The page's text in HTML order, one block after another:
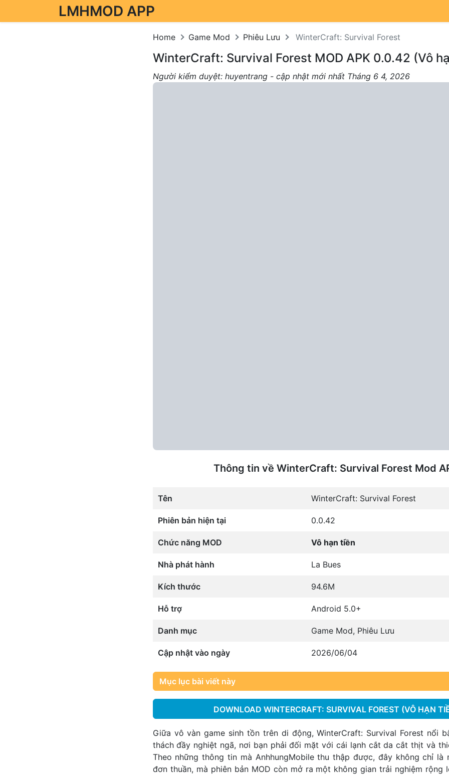
LMHMOD APP
Home Game Mod Phiêu Lưu WinterCraft: Survival Forest
WinterCraft: Survival Forest MOD APK 0.0.42 (Vô
Người kiểm duyệt: huyentrang - cập nhật mới nhất Tháng 6 4, 2026
Thông tin về WinterCraft: Survival Forest Mod
Tên WinterCraft: Survival Forest
Phiên bản hiện tại 0.0.42
Chức năng MOD Vô hạn tiền
Nhà phát hành La Bues
Kích thước 94.6M
Hỗ trợ Android 5.0+
Danh mục Game Mod, Phiêu Lưu
Cập nhật vào ngày 2026/06/04
Mục lục bài viết này
DOWNLOAD WINTERCRAFT: SURVIVAL FOREST (VÔ HẠN
Giữa vô vàn game sinh tồn trên di động, WinterCraft: Survival Forest nổi
thách đầy nghiệt ngã, nơi bạn phải đối mặt với cái lạnh cắt da cắt thịt và
Theo những thông tin mà AnhhungMobile thu thập được, đây không chỉ là
đơn thuần, mà phiên bản MOD còn mở ra một không gian trải nghiệm rộng